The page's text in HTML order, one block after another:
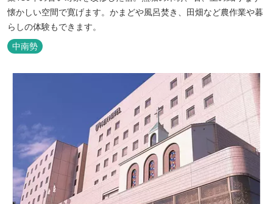
懐かしい空間で寛げます。かまどや風呂焚き、田畑など農作業や暮
らしの体験もできます。
中南勢